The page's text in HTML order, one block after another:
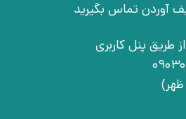
از طریق پنل کاربری